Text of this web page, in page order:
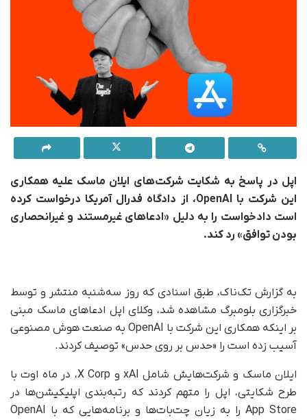
اپل در پاسخ به شکایت شرکت‌های ایلان ماسک علیه همکاری
این شرکت با OpenAI
، از دادگاه فدرال آمریکا درخواست کرده
است دادخواست را به دلیل «ادعاهای غیرمستند و غیرانحصاری
بودن توافق» رد کند.
به گزارش تک‌ناک، طبق اسنادی که روز سه‌شنبه منتشر و توسط
خبرگزاری بلومبرگ مشاهده شد، وکلای اپل ادعاهای ماسک مبنی
بر اینکه همکاری این شرکت با OpenAI به صنعت هوش مصنوعی
آسیب زده است را «حدس بر روی حدس» توصیف کردند.
ایلان ماسک و شرکت‌هایش شامل xAI و X Corp، در ماه اوت با
طرح شکایتی، اپل را متهم کردند که رتبه‌بندی اپلیکیشن‌ها در
App Store را به زیان چت‌بات‌ها و برنامه‌هایی که با OpenAI